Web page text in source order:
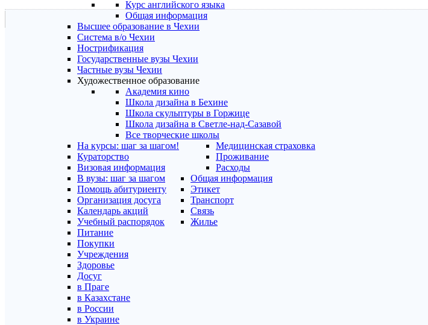
Курс английского языка
Общая информация
Высшее образование в Чехии
Система в/о Чехии
Нострификация
Государственные вузы Чехии
Частные вузы Чехии
Художественное образование
Академия кино
Школа дизайна в Бехине
Школа скульптуры в Горжице
Школа дизайна в Светле-над-Сазавой
Все творческие школы
На курсы: шаг за шагом!
Кураторство
Визовая информация
Медицинская страховка
Проживание
Расходы
В вузы: шаг за шагом
Помощь абитуриенту
Организация досуга
Календарь акций
Учебный распорядок
Общая информация
Этикет
Транспорт
Связь
Жилье
Питание
Покупки
Учреждения
Здоровье
Досуг
в Праге
в Казахстане
в России
в Украине